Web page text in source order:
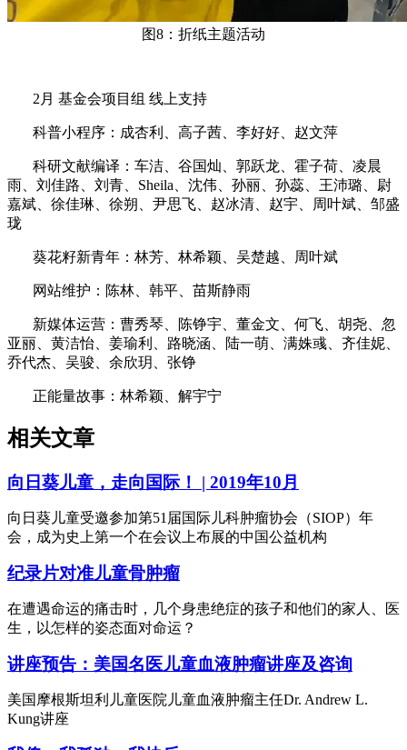
图8：折纸主题活动
2月 基金会项目组 线上支持
科普小程序：成杏利、高子茜、李好好、赵文萍
科研文献编译：车洁、谷国灿、郭跃龙、霍子荷、凌晨
雨、刘佳路、刘青、Sheila、沈伟、孙丽、孙蕊、王沛璐、尉
嘉斌、徐佳琳、徐朔、尹思飞、赵冰清、赵宇、周叶斌、邹盛
珑
葵花籽新青年：林芳、林希颖、吴楚越、周叶斌
网站维护：陈林、韩平、苗斯静雨
新媒体运营：曹秀琴、陈铮宇、董金文、何飞、胡尧、忽
亚丽、黄洁怡、姜瑜利、路晓涵、陆一萌、满姝彧、齐佳妮、
乔代杰、吴骏、余欣玥、张铮
正能量故事：林希颖、解宇宁
相关文章
向日葵儿童，走向国际！ | 2019年10月
向日葵儿童受邀参加第51届国际儿科肿瘤协会（SIOP）年
会，成为史上第一个在会议上布展的中国公益机构
纪录片对准儿童骨肿瘤
在遭遇命运的痛击时，几个身患绝症的孩子和他们的家人、医
生，以怎样的姿态面对命运？
讲座预告：美国名医儿童血液肿瘤讲座及咨询
美国摩根斯坦利儿童医院儿童血液肿瘤主任Dr. Andrew L.
Kung讲座